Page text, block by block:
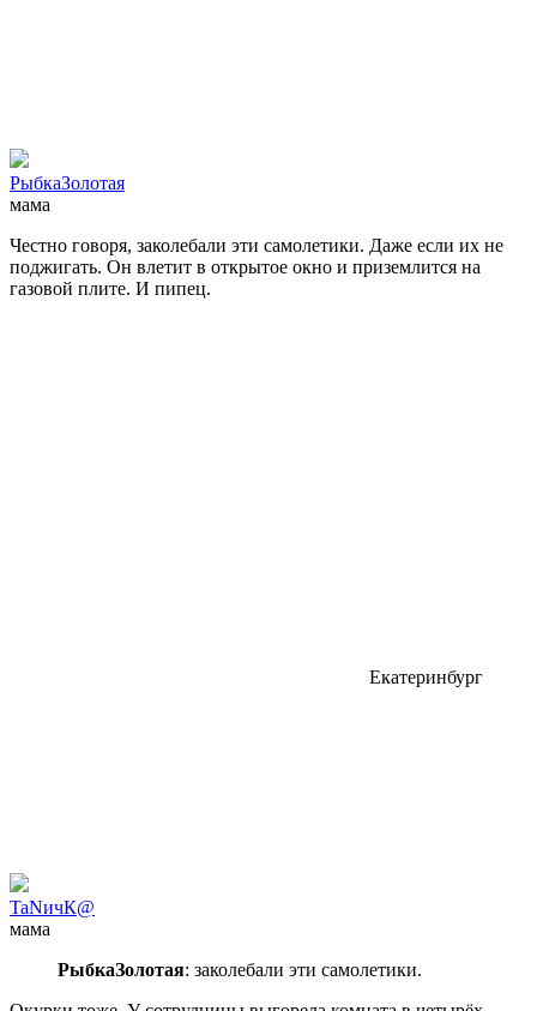
РыбкаЗолотая
мама
Честно говоря, заколебали эти самолетики. Даже если их не
поджигать. Он влетит в открытое окно и приземлится на
газовой плите. И пипец.
Екатеринбург
TaNичК@
мама
РыбкаЗолотая: заколебали эти самолетики.